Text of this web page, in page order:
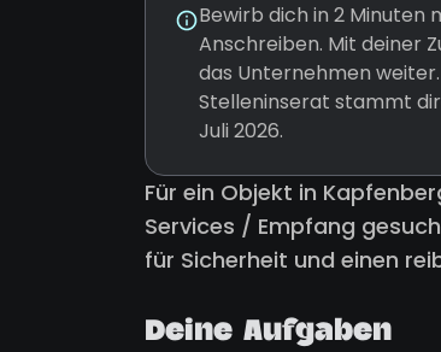
Bewirb dich in 2 Minuten
Anschreiben. Mit deiner
das Unternehmen
Stelleninserat stammt
Juli 2026.
Für ein Objekt in
Services / Empfang
für Sicherheit und einen
Deine Aufgaben